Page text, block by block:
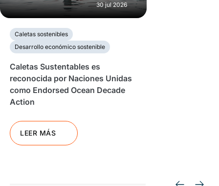
30 jul 2026
Caletas sostenibles
Desarrollo económico sostenible
Caletas Sustentables es
reconocida por Naciones Unidas
como Endorsed Ocean Decade
Action
LEER MÁS